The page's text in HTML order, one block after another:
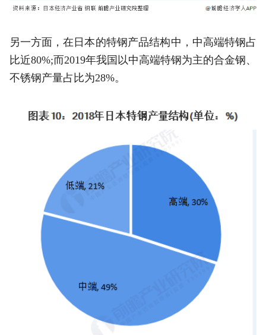
另一方面，在日本的特钢产品结构中，中高端特钢占
比近80%;而2019年我国以中高端特钢为主的合金钢、
不锈钢产量占比为28%。